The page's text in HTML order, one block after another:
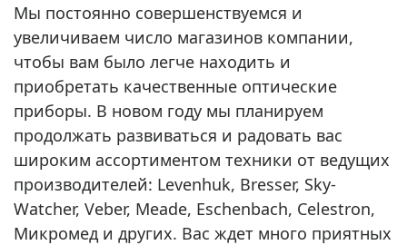
Мы постоянно совершенствуемся и
увеличиваем число магазинов компании,
чтобы вам было легче находить и
приобретать качественные оптические
приборы. В новом году мы планируем
продолжать развиваться и радовать вас
широким ассортиментом техники от ведущих
производителей: Levenhuk, Bresser, Sky-
Watcher, Veber, Meade, Eschenbach, Celestron,
Микромед и других. Вас ждет много приятных